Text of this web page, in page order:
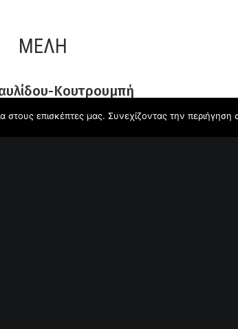
ΜΈΛΗ
Κουτρουμπή
Σχέσεων & Επικοινωνίας
στους επισκέπτες μας. Συνεχίζοντας την